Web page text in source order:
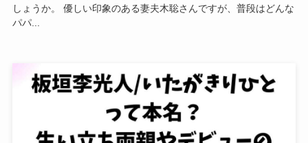
しょうか。 優しい印象のある妻夫木聡さんですが、普段はどんな
パパ...